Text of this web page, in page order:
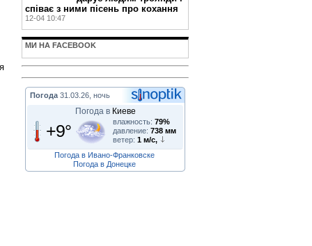
співає з ними пісень про кохання
12-04 10:47
МИ НА FACEBOOK
Погода 31.03.26, ночь
Погода в Киеве
+9° влажность: 79%
давление: 738 мм
ветер: 1 м/с,
Погода в Ивано-Франковске
Погода в Донецке